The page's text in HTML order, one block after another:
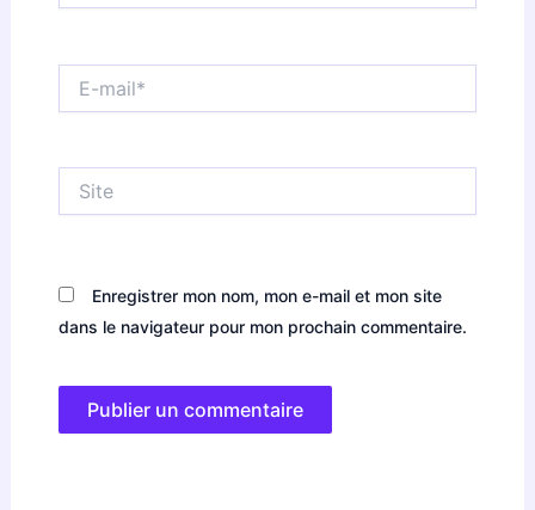
mail*
Enregistrer mon nom, mon e-mail et mon site
dans le navigateur pour mon prochain commentaire.